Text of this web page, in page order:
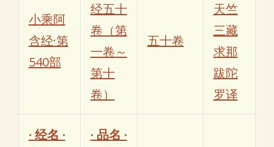
小乘阿
含经·第
540部
经五十
卷（第
一卷～
第十
卷）
五十卷
天竺
三藏
求那
跋陀
罗译
· 经名 ·
· 品名 ·